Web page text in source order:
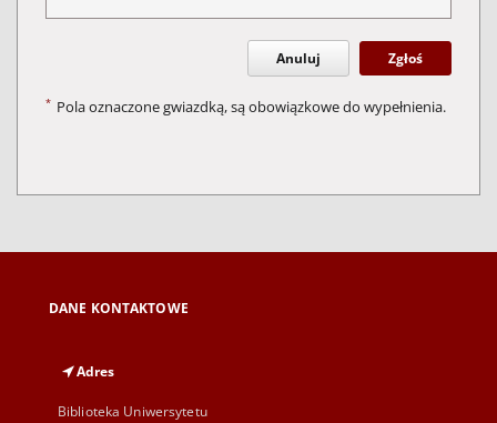
Anuluj Zgłoś
* Pola oznaczone gwiazdką, są obowiązkowe do wypełnienia.
DANE KONTAKTOWE
Adres
Biblioteka Uniwersytetu